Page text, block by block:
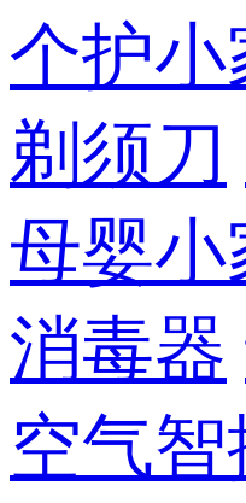
个护小
剃须刀
母婴小
消毒器
空气智